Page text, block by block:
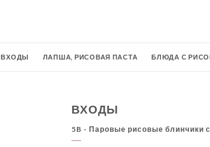
ВХОДЫ ЛАПША, РИСОВАЯ ПАСТА БЛЮДА С
НАШИ РЕМЕСЛЕННЫЕ ЗАМОРОЖЕННЫЕ ПУСТЫНИ
ВХОДЫ
5B - Паровые рисовые блинчики